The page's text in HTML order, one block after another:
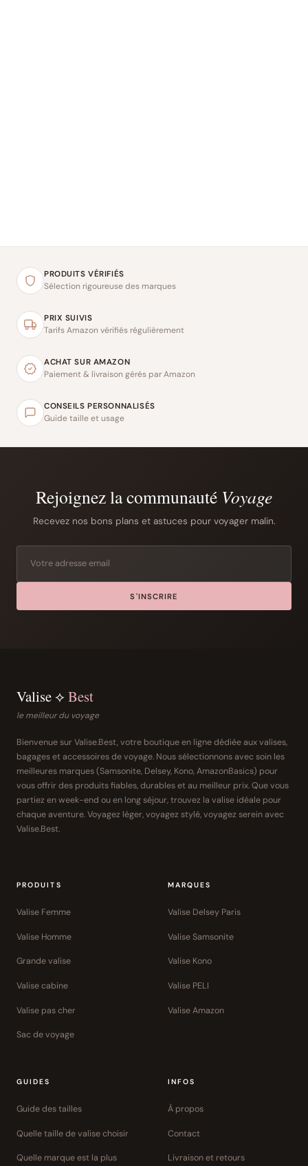
PRODUITS VÉRIFIÉS
Sélection rigoureuse des marques
PRIX SUIVIS
Tarifs Amazon vérifiés régulièrement
ACHAT SUR AMAZON
Paiement & livraison gérés par Amazon
CONSEILS PERSONNALISÉS
Guide taille et usage
Rejoignez la communauté Voyage
Recevez nos bons plans et astuces pour voyager malin.
S'INSCRIRE
Valise ⟡ Best
le meilleur du voyage
Bienvenue sur Valise.Best, votre boutique en ligne dédiée aux valises,
bagages et accessoires de voyage. Nous sélectionnons avec soin les
meilleures marques (Samsonite, Delsey, Kono, AmazonBasics) pour
vous offrir des produits fiables, durables et au meilleur prix. Que vous
partiez en week-end ou en long séjour, trouvez la valise idéale pour
chaque aventure. Voyagez léger, voyagez stylé, voyagez serein avec
Valise.Best.
PRODUITS
Valise Femme
Valise Homme
Grande valise
Valise cabine
Valise pas cher
Sac de voyage
MARQUES
Valise Delsey Paris
Valise Samsonite
Valise Kono
Valise PELI
Valise Amazon
GUIDES
Guide des tailles
Quelle taille de valise choisir
Quelle marque est la plus
INFOS
À propos
Contact
Livraison et retours